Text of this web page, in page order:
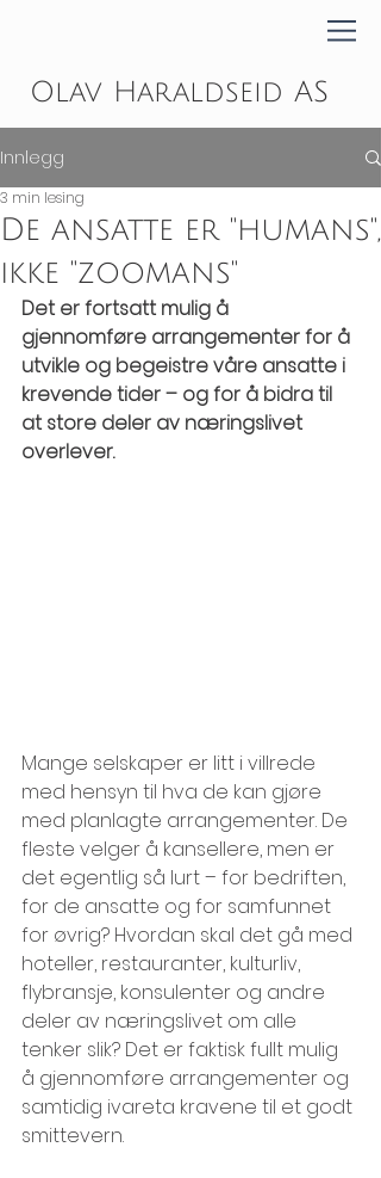
Olav Haraldseid AS
Innlegg
De ansatte er "humans",
ikke "zoomans"
3 min lesing
Det er fortsatt mulig å
gjennomføre arrangementer for å
utvikle og begeistre våre ansatte i
krevende tider – og for å bidra til
at store deler av næringslivet
overlever.
Mange selskaper er litt i villrede
med hensyn til hva de kan gjøre
med planlagte arrangementer. De
fleste velger å kansellere, men er
det egentlig så lurt – for bedriften,
for de ansatte og for samfunnet
for øvrig? Hvordan skal det gå med
hoteller, restauranter, kulturliv,
flybransje, konsulenter og andre
deler av næringslivet om alle
tenker slik? Det er faktisk fullt mulig
å gjennomføre arrangementer og
samtidig ivareta kravene til et godt
smittevern.